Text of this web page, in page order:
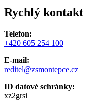
Rychlý kontakt
Telefon:
+420 605 254 100
E-mail:
reditel@zsmontepce.cz
ID datové schránky:
xz2grsi